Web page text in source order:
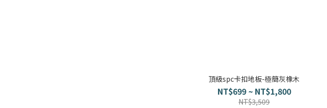
頂級spc卡扣地板-極簡灰橡木
NT$699 ~ NT$1,800
NT$3,509